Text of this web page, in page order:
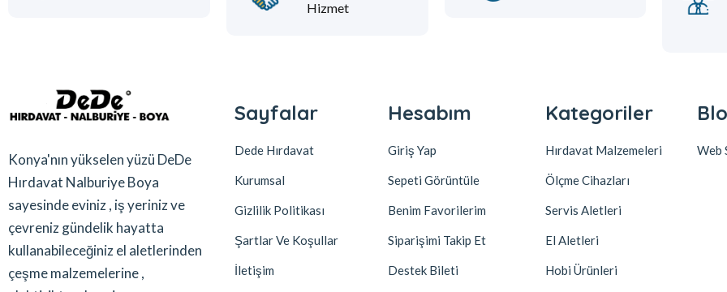
Hizmet
Konya'nın yükselen yüzü DeDe
Hırdavat Nalburiye Boya
sayesinde eviniz , iş yeriniz ve
çevreniz gündelik hayatta
kullanabileceğiniz el aletlerinden
çeşme malzemelerine ,
Sayfalar
Dede Hırdavat
Kurumsal
Gizlilik Politikası
Şartlar Ve Koşullar
İletişim
Hesabım
Giriş Yap
Sepeti Görüntüle
Benim Favorilerim
Siparişimi Takip Et
Destek Bileti
Kategoriler
Hırdavat Malzemeleri
Ölçme Cihazları
Servis Aletleri
El Aletleri
Hobi Ürünleri
Web